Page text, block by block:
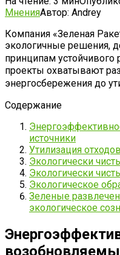
МненияАвтор: Andrey
Компания «Зеленая
экологичные решения,
принципам устойчивого
проекты охватывают
энергосбережения до
Содержание
источники
Утилизация
Экологически
Экологически
Экологическое
Зеленые
экологическое